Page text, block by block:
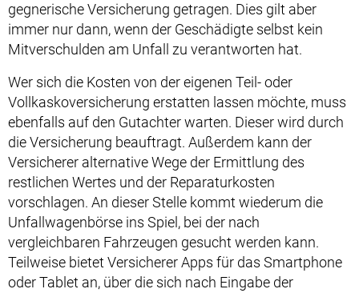
gegnerische Versicherung getragen. Dies gilt aber
immer nur dann, wenn der Geschädigte selbst kein
Mitverschulden am Unfall zu verantworten hat.
Wer sich die Kosten von der eigenen Teil- oder
Vollkaskoversicherung erstatten lassen möchte, muss
ebenfalls auf den Gutachter warten. Dieser wird durch
die Versicherung beauftragt. Außerdem kann der
Versicherer alternative Wege der Ermittlung des
restlichen Wertes und der Reparaturkosten
vorschlagen. An dieser Stelle kommt wiederum die
Unfallwagenbörse ins Spiel, bei der nach
vergleichbaren Fahrzeugen gesucht werden kann.
Teilweise bietet Versicherer Apps für das Smartphone
oder Tablet an, über die sich nach Eingabe der